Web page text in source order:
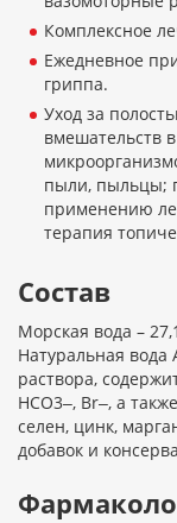
Комплексное
Ежедневное
гриппа.
Уход за
вмешательств
пыли, пыльцы;
применению
терапия
Состав
Морская вода –
Натуральная вода
раствора,
HCO3‒, Br‒, а
селен, цинк,
добавок и